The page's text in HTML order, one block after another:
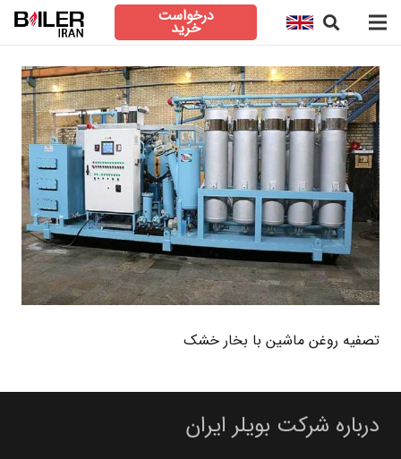
درخواست
خرید
تصفیه روغن ماشین با بخار خشک
درباره شرکت بویلر ایران